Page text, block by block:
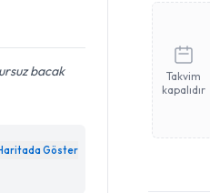
bacak
Göster
Takvim
kapalıdır